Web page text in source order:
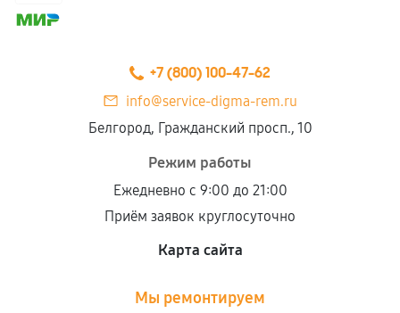
+7 (800) 100-47-62
info@service-digma-rem.ru
Белгород, Гражданский просп., 10
Режим работы
Ежедневно с 9:00 до 21:00
Приём заявок круглосуточно
Карта сайта
Мы ремонтируем